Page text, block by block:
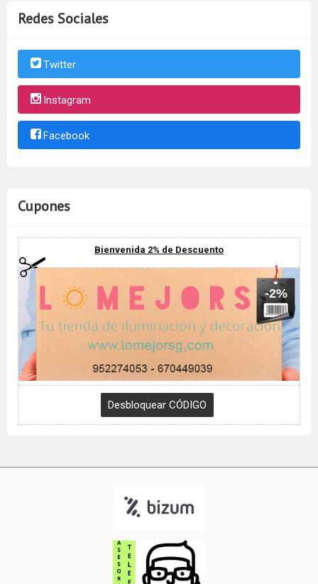
Redes Sociales
Twitter
Instagram
Facebook
Cupones
Bienvenida 2% de Descuento
-2%